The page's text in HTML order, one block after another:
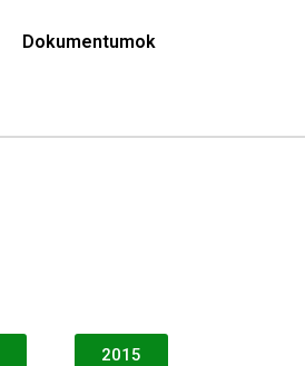
Dokumentumok
2015